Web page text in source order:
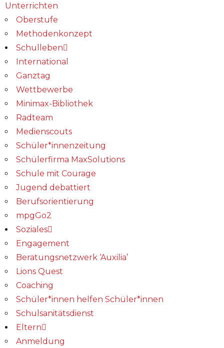
Unterrichten
Oberstufe
Methodenkonzept
Schulleben
International
Ganztag
Wettbewerbe
Minimax-Bibliothek​
Radteam
Medienscouts
Schüler*innenzeitung
Schülerfirma MaxSolutions
Schule mit Courage
Jugend debattiert
Berufsorientierung
mpgGo2
Soziales
Engagement
Beratungsnetzwerk ‘Auxilia’
Lions Quest
Coaching
Schüler*innen helfen Schüler*innen
Schulsanitätsdienst
Eltern
Anmeldung